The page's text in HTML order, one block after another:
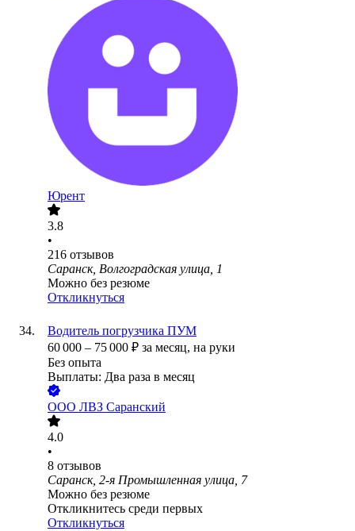
Юрент
3.8
•
216 отзывов
Саранск, Волгоградская улица, 1
Можно без резюме
Откликнуться
Водитель погрузчика ПУМ
60 000 – 75 000 ₽ за месяц, на руки
Без опыта
Выплаты: Два раза в месяц
ООО ЛВЗ Саранский
4.0
•
8 отзывов
Саранск, 2-я Промышленная улица, 7
Можно без резюме
Откликнитесь среди первых
Откликнуться